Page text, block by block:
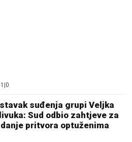
0
suđenja grupi Veljka
Sud odbio zahtjeve za
pritvora optuženima